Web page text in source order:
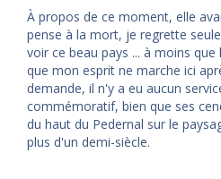
À propos de ce moment, elle
pense à la mort, je regrette
voir ce beau pays ... à moins
que mon esprit ne marche ici
demande, il n'y a eu aucun
commémoratif, bien que ses
du haut du Pedernal sur le
plus d'un demi-siècle.